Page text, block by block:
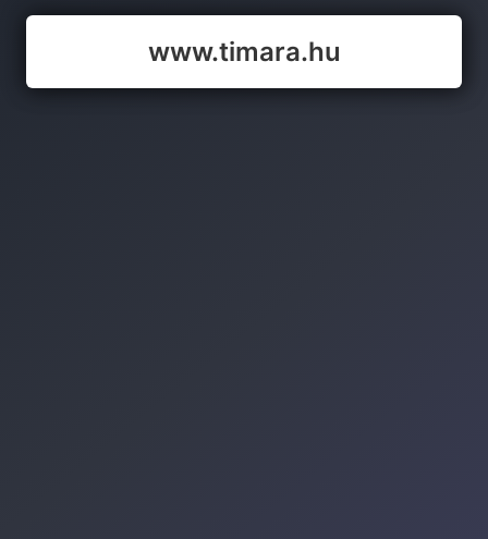
www.timara.hu